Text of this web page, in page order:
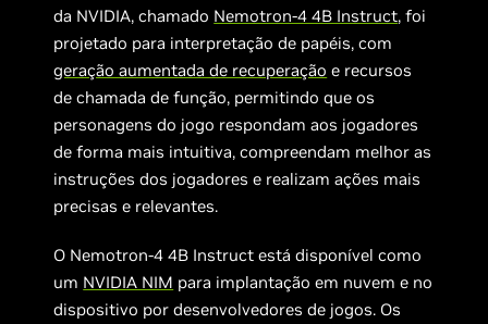
da NVIDIA, chamado Nemotron-4 4B Instruct, foi
projetado para interpretação de papéis, com
geração aumentada de recuperação e recursos
de chamada de função, permitindo que os
personagens do jogo respondam aos jogadores
de forma mais intuitiva, compreendam melhor as
instruções dos jogadores e realizam ações mais
precisas e relevantes.
O Nemotron-4 4B Instruct está disponível como
um NVIDIA NIM para implantação em nuvem e no
dispositivo por desenvolvedores de jogos. Os